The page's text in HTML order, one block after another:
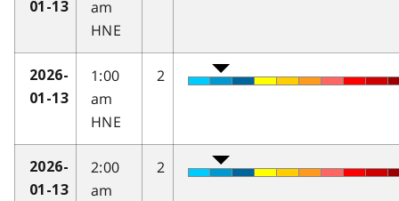
01-13
am
HNE
2026-
01-13
1:00
am
HNE
2
2026-
01-13
2:00
am
2